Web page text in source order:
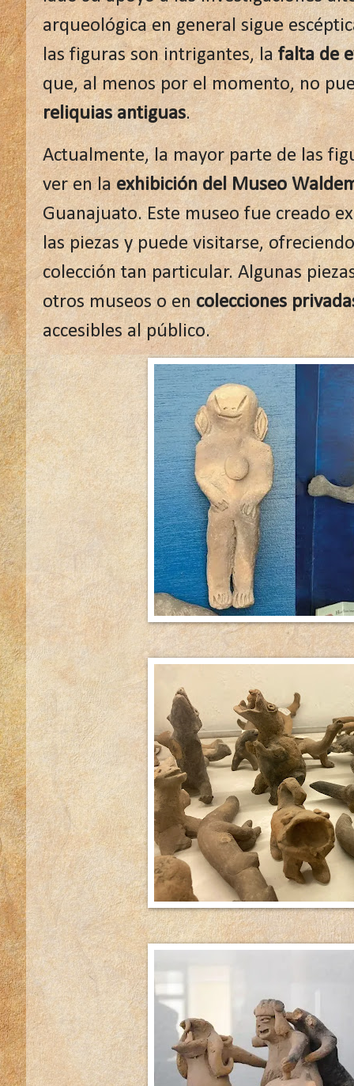
arqueológica en general sigue
las figuras son intrigantes, lafalta de
que, al menos por el momento, no
reliquias antiguas.
Actualmente, la mayor parte de las
ver en laexhibición del Museo
Guanajuato. Este museo fue creado
las piezas y puede visitarse,
colección tan particular. Algunas
otros museos o encolecciones
accesibles al público.